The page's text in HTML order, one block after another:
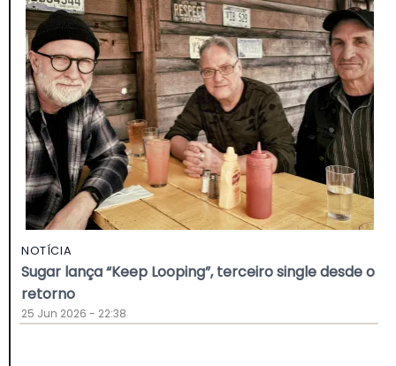
NOTÍCIA
Sugar lança “Keep Looping”, terceiro single desde o
retorno
25 Jun 2026 - 22:38